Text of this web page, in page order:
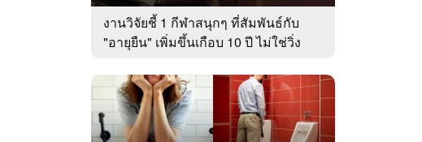
งานวิจัยชี้ 1 กีฬาสนุกๆ ที่สัมพันธ์กับ
"อายุยืน" เพิ่มขึ้นเกือบ 10 ปี ไม่ใช่วิ่ง